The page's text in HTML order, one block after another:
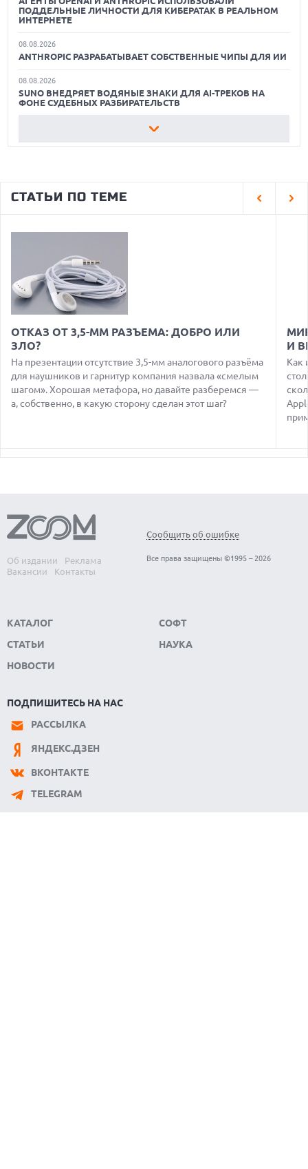
ЛУЧШИЕ ВИДЕОРЕГИСТРАТОРЫ В 2026 ГОДУ
КАК БЕЗОПАСНО КУПИТЬ Б/У СМАРТФОН
ПОДДЕЛЬНЫЕ ЛИЧНОСТИ ДЛЯ КИБЕРАТАК В РЕАЛЬНОМ
ИНТЕРНЕТЕ
08.08.2026
ANTHROPIC РАЗРАБАТЫВАЕТ СОБСТВЕННЫЕ ЧИПЫ ДЛЯ ИИ
08.08.2026
SUNO ВНЕДРЯЕТ ВОДЯНЫЕ ЗНАКИ ДЛЯ AI-ТРЕКОВ НА
ФОНЕ СУДЕБНЫХ РАЗБИРАТЕЛЬСТВ
ФУНКЦИЯМИ ЗАКАЗА И БРОНИРОВАНИЯ
ДЕФИЦИТ ПАМЯТИ DRAM УГРОЖАЕТ СРОКАМ ВЫХОДА
07.08.2026
HUAWEI ПРЕДСТАВИЛА УЛЬТРАЛЕГКИЙ НОУТБУК
MATEBOOK PRO S С OLED-ЭКРАНОМ
07.08.2026
ДАННЫХ МИЛЛИОНОВ ПОЛЬЗОВАТЕЛЕЙ
ЭЛЕКТРИЧЕСКИЙ ПИКАП FORD FATHOM ВРЯД ЛИ
ПОВТОРИТ УСПЕХ ЛЕГЕНДАРНЫХ МОДЕЛЕЙ КОМПАНИИ
07.08.2026
ANTHROPIC РАЗРАБАТЫВАЕТ СОБСТВЕННЫЕ ЧИПЫ ДЛЯ ИИ
08.08.2026
SUNO ВНЕДРЯЕТ ВОДЯНЫЕ ЗНАКИ ДЛЯ AI-ТРЕКОВ НА
ФОНЕ СУДЕБНЫХ РАЗБИРАТЕЛЬСТВ
СТАТЬИ ПО ТЕМЕ
ОТКАЗ ОТ 3,5-ММ РАЗЪЕМА: ДОБРО ИЛИ
ЗЛО?
На презентации отсутствие 3,5-мм аналогового разъёма
для наушников и гарнитур компания назвала «смелым
шагом». Хорошая метафора, но давайте разберемся —
а, собственно, в какую сторону сделан этот шаг?
И
Как
Об издании
Реклама
Вакансии
Контакты
Сообщить об ошибке
Все права защищены ©1995 – 2026
КАТАЛОГ
СТАТЬИ
НОВОСТИ
СОФТ
НАУКА
ПОДПИШИТЕСЬ НА НАС
РАССЫЛКА
ЯНДЕКС.ДЗЕН
ВКОНТАКТЕ
TELEGRAM